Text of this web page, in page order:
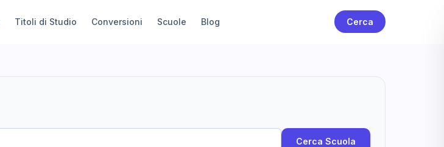
Titoli di Studio Conversioni Scuole Blog Cerca
Cerca Scuola